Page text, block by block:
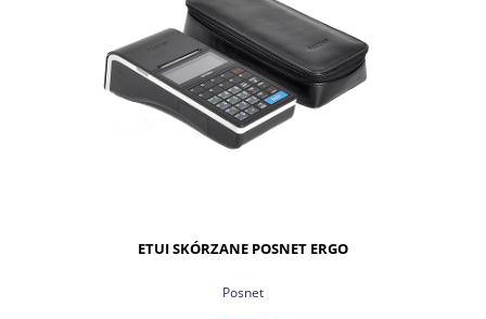
ETUI SKÓRZANE POSNET ERGO
Posnet